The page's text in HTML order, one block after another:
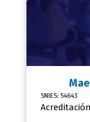
SNIES: 54643